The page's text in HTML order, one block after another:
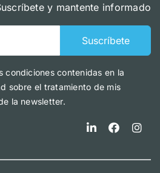
y mantente informado
Suscríbete
condiciones contenidas en la
sobre el tratamiento de mis
la newsletter.